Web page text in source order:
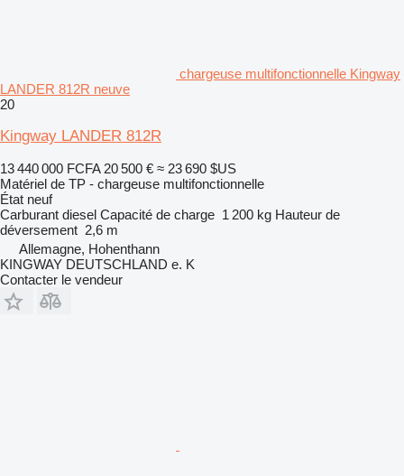
chargeuse multifonctionnelle Kingway
LANDER 812R neuve
20
Kingway LANDER 812R
13 440 000 FCFA 20 500 € ≈ 23 690 $US
Matériel de TP - chargeuse multifonctionnelle
État neuf
Carburant diesel Capacité de charge 1 200 kg Hauteur de
déversement 2,6 m
Allemagne, Hohenthann
KINGWAY DEUTSCHLAND e. K
Contacter le vendeur